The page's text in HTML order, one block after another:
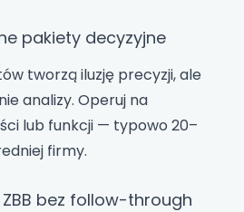
pakiety decyzyjne
tworzą iluzję precyzji, ale
analizy. Operuj na
lub funkcji — typowo 20–
firmy.
bez follow-through